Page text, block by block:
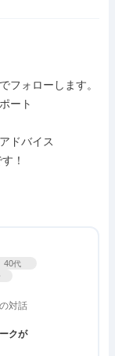
フォローします。
ート
ドバイス
40代
対話
クが